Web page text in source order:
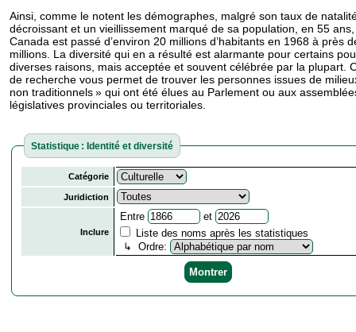
Ainsi, comme le notent les démographes, malgré son taux de
décroissant et un vieillissement marqué de sa population, en 55
Canada est passé d’environ 20 millions d’habitants en 1968 à près
millions. La diversité qui en a résulté est alarmante pour certains
diverses raisons, mais acceptée et souvent célébrée par la plupart.
de recherche vous permet de trouver les personnes issues de
non traditionnels » qui ont été élues au Parlement ou aux
législatives provinciales ou territoriales.
Statistique : Identité et diversité
Catégorie
Juridiction
Inclure
Entre
et
Liste des noms après les statistiques
↳ Ordre: